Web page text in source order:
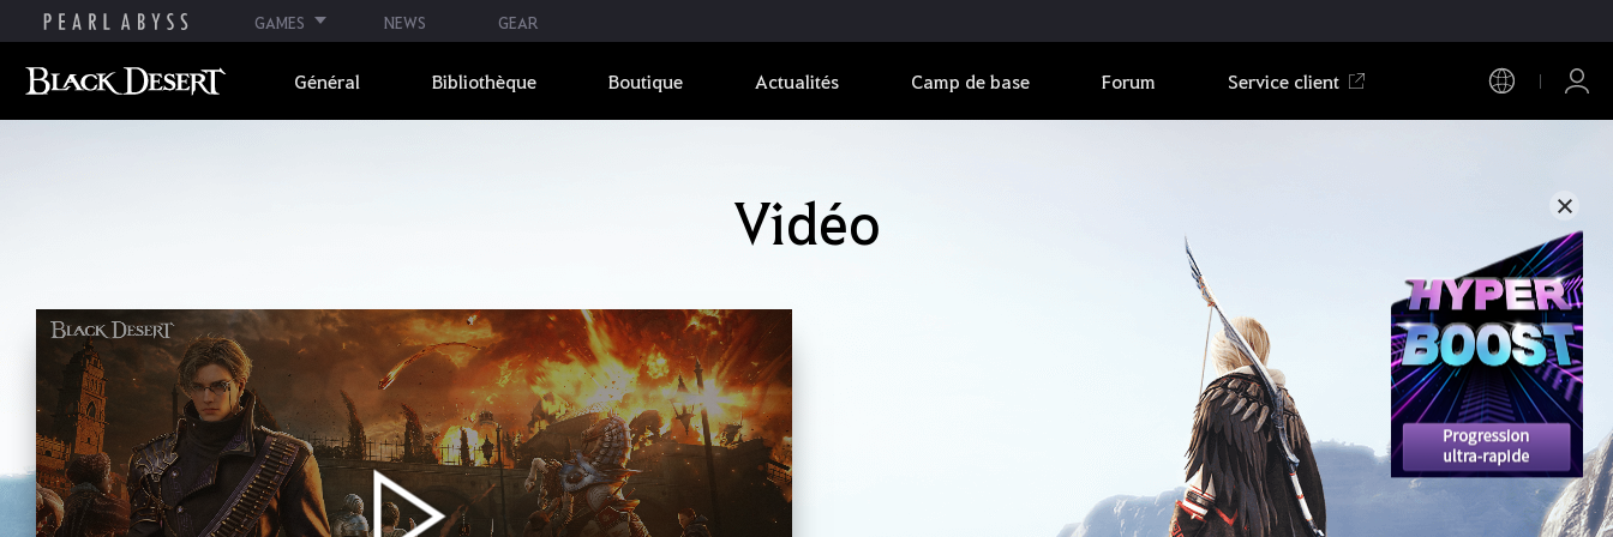
GAMES NEWS GEAR
Général Bibliothèque Boutique Actualités Camp de base Forum Service client
Vidéo